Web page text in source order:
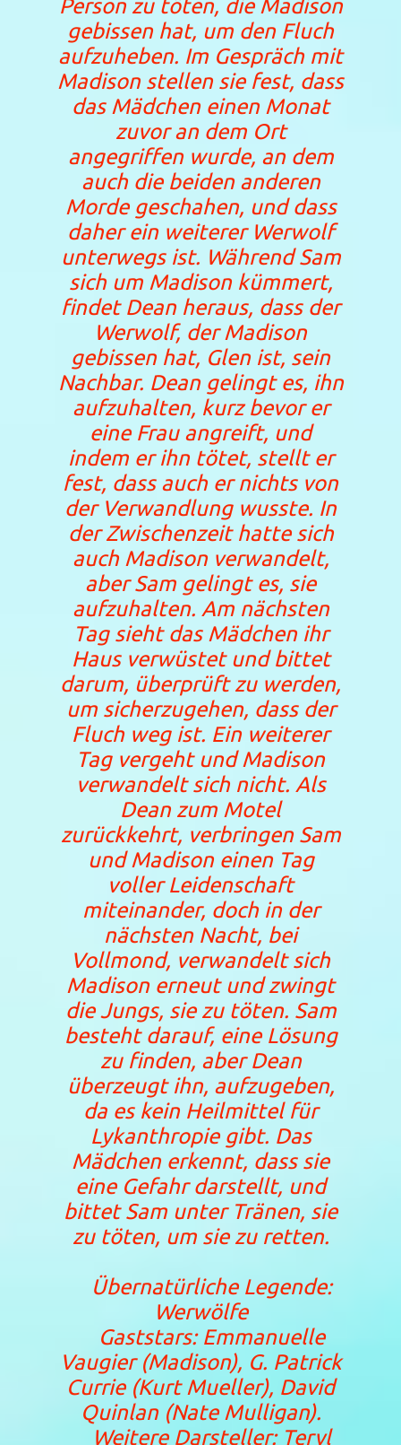
Person zu töten, die Madison
gebissen hat, um den Fluch
aufzuheben. Im Gespräch mit
Madison stellen sie fest, dass
das Mädchen einen Monat
zuvor an dem Ort
angegriffen wurde, an dem
auch die beiden anderen
Morde geschahen, und dass
daher ein weiterer Werwolf
unterwegs ist. Während Sam
sich um Madison kümmert,
findet Dean heraus, dass der
Werwolf, der Madison
gebissen hat, Glen ist, sein
Nachbar. Dean gelingt es, ihn
aufzuhalten, kurz bevor er
eine Frau angreift, und
indem er ihn tötet, stellt er
fest, dass auch er nichts von
der Verwandlung wusste. In
der Zwischenzeit hatte sich
auch Madison verwandelt,
aber Sam gelingt es, sie
aufzuhalten. Am nächsten
Tag sieht das Mädchen ihr
Haus verwüstet und bittet
darum, überprüft zu werden,
um sicherzugehen, dass der
Fluch weg ist. Ein weiterer
Tag vergeht und Madison
verwandelt sich nicht. Als
Dean zum Motel
zurückkehrt, verbringen Sam
und Madison einen Tag
voller Leidenschaft
miteinander, doch in der
nächsten Nacht, bei
Vollmond, verwandelt sich
Madison erneut und zwingt
die Jungs, sie zu töten. Sam
besteht darauf, eine Lösung
zu finden, aber Dean
überzeugt ihn, aufzugeben,
da es kein Heilmittel für
Lykanthropie gibt. Das
Mädchen erkennt, dass sie
eine Gefahr darstellt, und
bittet Sam unter Tränen, sie
zu töten, um sie zu retten.
Übernatürliche Legende:
Werwölfe
Gaststars: Emmanuelle
Vaugier (Madison), G. Patrick
Currie (Kurt Mueller), David
Quinlan (Nate Mulligan).
Weitere Darsteller: Teryl